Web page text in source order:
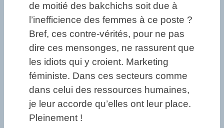
de moitié des bakchichs soit due à
l’inefficience des femmes à ce poste ?
Bref, ces contre-vérités, pour ne pas
dire ces mensonges, ne rassurent que
les idiots qui y croient. Marketing
féministe. Dans ces secteurs comme
dans celui des ressources humaines,
je leur accorde qu’elles ont leur place.
Pleinement !